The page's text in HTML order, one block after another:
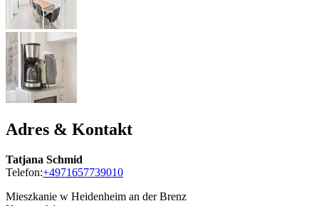
Adres & Kontakt
Tatjana Schmid
Telefon:+4971657739010
Mieszkanie w Heidenheim an der Brenz